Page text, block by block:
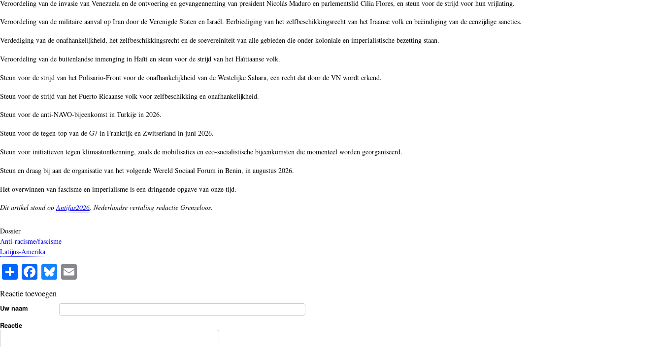
Veroordeling van de invasie van Venezuela en de ontvoering en gevangenneming van president Nicolás Maduro en parlementslid Cilia Flores, en steun voor de strijd voor hun vrijlating.
Veroordeling van de militaire aanval op Iran door de Verenigde Staten en Israël. Eerbiediging van het zelfbeschikkingsrecht van het Iraanse volk en beëindiging van de eenzijdige sancties.
Verdediging van de onafhankelijkheid, het zelfbeschikkingsrecht en de soevereiniteit van alle gebieden die onder koloniale en imperialistische bezetting staan.
Veroordeling van de buitenlandse inmenging in Haïti en steun voor de strijd van het Haïtiaanse volk.
Steun voor de strijd van het Polisario-Front voor de onafhankelijkheid van de Westelijke Sahara, een recht dat door de VN wordt erkend.
Steun voor de strijd van het Puerto Ricaanse volk voor zelfbeschikking en onafhankelijkheid.
Steun voor de anti-NAVO-bijeenkomst in Turkije in 2026.
Steun voor de tegen-top van de G7 in Frankrijk en Zwitserland in juni 2026.
Steun voor initiatieven tegen klimaatontkenning, zoals de mobilisaties en eco-socialistische bijeenkomsten die momenteel worden georganiseerd.
Steun en draag bij aan de organisatie van het volgende Wereld Sociaal Forum in Benin, in augustus 2026.
Het overwinnen van fascisme en imperialisme is een dringende opgave van onze tijd.
Dit artikel stond opAntifas2026. Nederlandse vertaling redactie Grenzeloos.
Dossier
Anti-racisme/fascisme
Latijns-Amerika
S
ha
re
Fa
ce
bo
Bl
ue
sk
y
ail
Reactie toevoegen
Uw naam
Reactie